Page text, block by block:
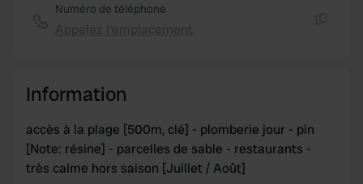
Numéro de téléphone
Information
accès à la plage [500m, clé] - plomberie jour - pin
[Note: résine] - parcelles de sable - restaurants -
très calme hors saison [Juillet / Août]